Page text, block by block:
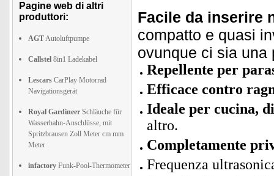
Pagine web di altri
produttori:
AGTAutoluftpumpe
Callstel 8in1 Ladekabel
Lescars CarPlay Motorrad
Navigationsgerät
Royal Gardineer Schläuche für
Wasserhahn-Anschlüsse, mit
Spritzbrausen Zoll Meter cm mm
Meter
infactory Funk-Pool-Thermometer
Facile da inserire
compatto e quasi
ovunque ci sia una
Repellente per
Efficace contro
Ideale per cucina,
altro.
Completamente
Frequenza